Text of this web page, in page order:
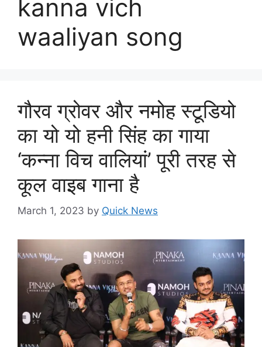
kanna vich
waaliyan song
गौरव ग्रोवर और नमोह स्टूडियो
का यो यो हनी सिंह का गाया
‘कन्ना विच वालियां’ पूरी तरह से
कूल वाइब गाना है
March 1, 2023 by Quick News